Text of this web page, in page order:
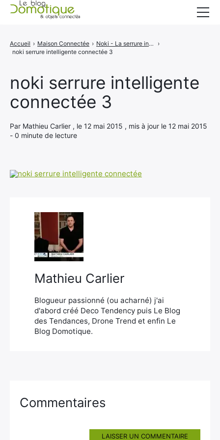
noki serrure intelligente
connectée 3
Par Mathieu Carlier , le 12 mai 2015 , mis à jour le 12 mai 2015
- 0 minute de lecture
Accueil › Maison Connectée › Noki - La serrure intelligente connectée
›
noki serrure intelligente connectée 3
Mathieu Carlier
Blogueur passionné (ou acharné) j'ai
d'abord créé Deco Tendency puis Le Blog
des Tendances, Drone Trend et enfin Le
Blog Domotique.
Commentaires
LAISSER UN COMMENTAIRE
Catégories
A propos
CONTACT
Rechercher
: